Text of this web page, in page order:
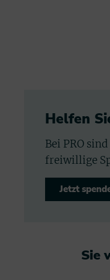
Helfen
Bei PRO
freiwillige
Jetzt
Sie